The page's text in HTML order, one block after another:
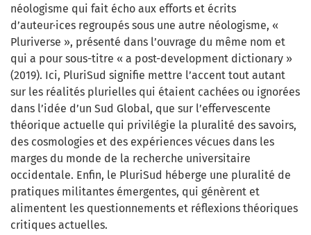
néologisme qui fait écho aux efforts et écrits
d’auteur·ices regroupés sous une autre néologisme, «
Pluriverse », présenté dans l’ouvrage du même nom et
qui a pour sous-titre « a post-development dictionary »
(2019). Ici, PluriSud signifie mettre l’accent tout autant
sur les réalités plurielles qui étaient cachées ou ignorées
dans l’idée d’un Sud Global, que sur l’effervescente
théorique actuelle qui privilégie la pluralité des savoirs,
des cosmologies et des expériences vécues dans les
marges du monde de la recherche universitaire
occidentale. Enfin, le PluriSud héberge une pluralité de
pratiques militantes émergentes, qui génèrent et
alimentent les questionnements et réflexions théoriques
critiques actuelles.